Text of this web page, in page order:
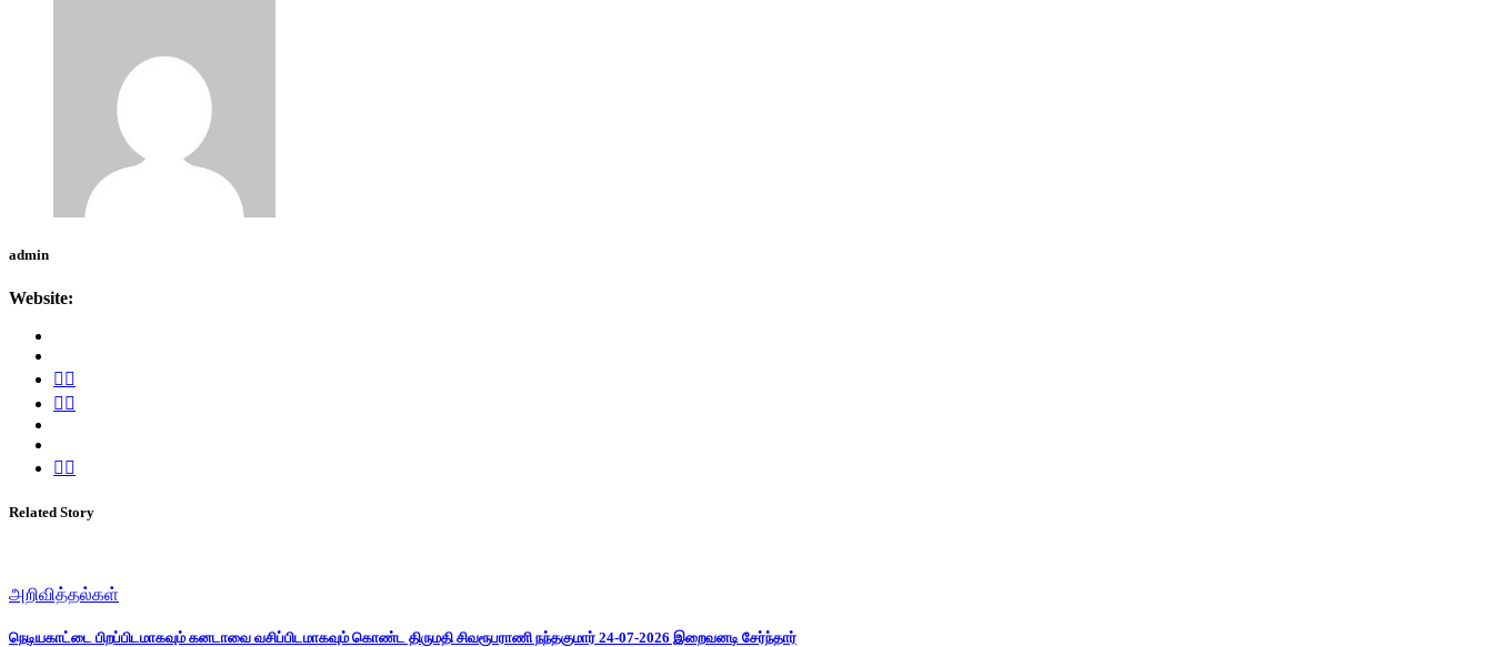
admin
Website:
Related Story
அறிவித்தல்கள்
நெடியகாட்டை பிறப்பிடமாகவும் கனடாவை வசிப்பிடமாகவும் கொண்ட திருமதி சிவரூபராணி நந்தகுமார் 24-07-2026 இறைவனடி சேர்ந்தார்